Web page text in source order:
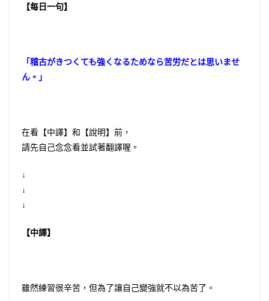
【每日一句】
「稽古がきつくても強くなるためなら苦労だとは思いませ
ん。」
在看【中譯】和【說明】前，
請先自己念念看並試著翻譯喔。
↓
↓
↓
【中譯】
雖然練習很辛苦，但為了讓自己變強就不以為苦了。